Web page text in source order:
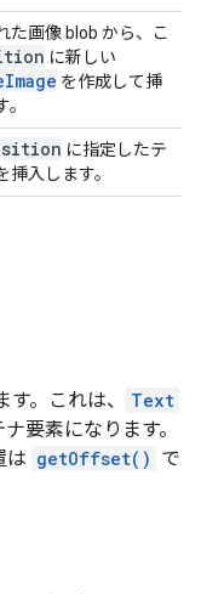
た画像 blob から、こ
に新しい
Image を作成して挿
に指定したテ
挿入します。
。これは、
Text
要素になります。
は getOffset() で